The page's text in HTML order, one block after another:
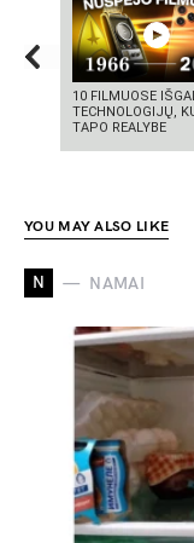
10 FILMUOSE
TECHNOLOGIJŲ,
TAPO REALYBE
YOU MAY ALSO LIKE
N NAMAI